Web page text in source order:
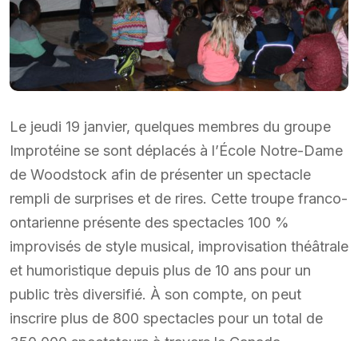
Le jeudi 19 janvier, quelques membres du groupe
Improtéine se sont déplacés à l’École Notre-Dame
de Woodstock afin de présenter un spectacle
rempli de surprises et de rires. Cette troupe franco-
ontarienne présente des spectacles 100 %
improvisés de style musical, improvisation théâtrale
et humoristique depuis plus de 10 ans pour un
public très diversifié. À son compte, on peut
inscrire plus de 800 spectacles pour un total de